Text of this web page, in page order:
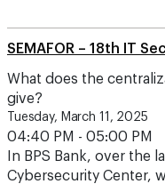
SEMAFOR – 18th IT
What does the
give?
Tuesday, March 11, 2025
04:40 PM - 05:00 PM
In BPS Bank, over the
Cybersecurity Center,